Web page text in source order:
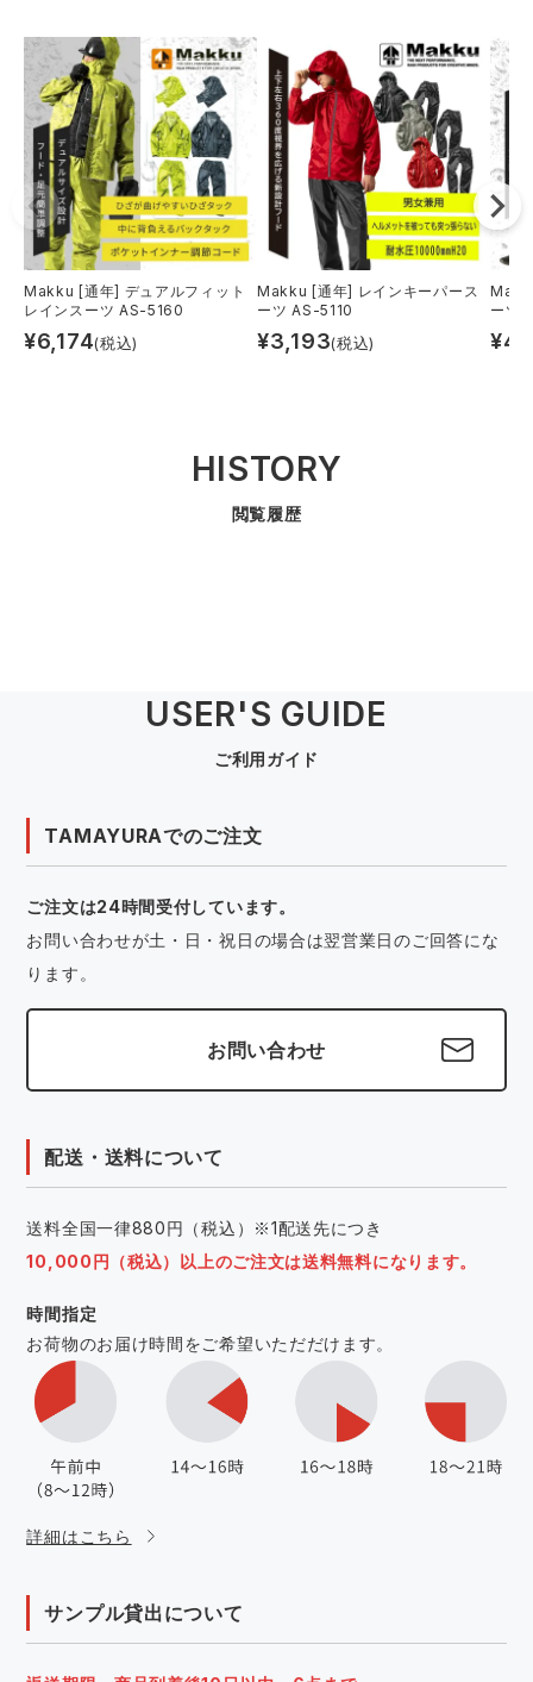
Makku [通年] デュアルフィット
レインスーツ AS-5160
¥6,174(税込)
Makku [通年] レインキーパース
ーツ AS-5110
¥3,193(税込)
ーツ
¥
HISTORY
閲覧履歴
USER'S GUIDE
ご利用ガイド
TAMAYURAでのご注文
ご注文は24時間受付しています。
お問い合わせが土・日・祝日の場合は翌営業日のご回答にな
ります。
お問い合わせ
配送・送料について
送料全国一律880円（税込）※1配送先につき
10,000円（税込）以上のご注文は送料無料になります。
時間指定
お荷物のお届け時間をご希望いただだけます。
詳細はこちら
サンプル貸出について